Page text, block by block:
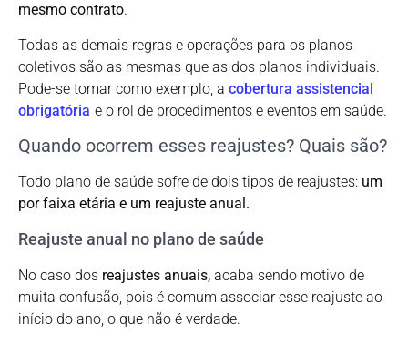
mesmo contrato.
Todas as demais regras e operações para os planos
coletivos são as mesmas que as dos planos individuais.
Pode-se tomar como exemplo, a cobertura assistencial
obrigatória e o rol de procedimentos e eventos em saúde.
Quando ocorrem esses reajustes? Quais são?
Todo plano de saúde sofre de dois tipos de reajustes: um
por faixa etária e um reajuste anual.
Reajuste anual no plano de saúde
No caso dos reajustes anuais, acaba sendo motivo de
muita confusão, pois é comum associar esse reajuste ao
início do ano, o que não é verdade.